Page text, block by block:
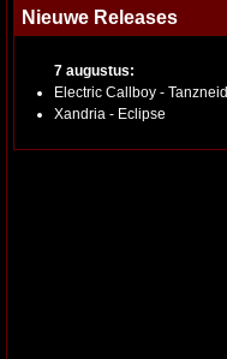
Nieuwe Releases
7 augustus:
Electric Callboy - Tanzneid
Xandria - Eclipse